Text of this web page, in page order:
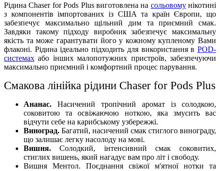
Рідина Chaser for Pods Plus виготовлена на сольовомунікотині
з компонентів імпортованих із США та країн Європи, що
забезпечує максимально щільний дим та приємний смак.
Завдяки такому підходу виробник забезпечує максимальну
якість та може гарантувати його у кожному купленому Вами
флаконі. Рідина ідеально підходить для використання в POD-
системах або інших малопотужних пристроїв, забезпечуючи
максимально приємний і комфортний процес парування.
Смакова лінійка рідини Chaser for Pods Plus
Ананас. Насичений тропічний аромат із солодкою,
соковитою та освіжаючою ноткою, яка змусить вас
відчути себе на карибському узбережжі.
Виноград. Багатий, насичений смак стиглого винограду,
що залишає легку насолоду на мові.
Вишня.Солодкий, інтенсивний смак соковитих,
стиглих вишень, який нагадує вам про літ і свободу.
Вишня Ментол. Поєднання свіжої м'ятної нотки та